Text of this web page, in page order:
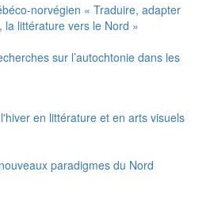
norvégien « Traduire, adapter
littérature vers le Nord »
sur l’autochtonie dans les
en littérature et en arts visuels
paradigmes du Nord